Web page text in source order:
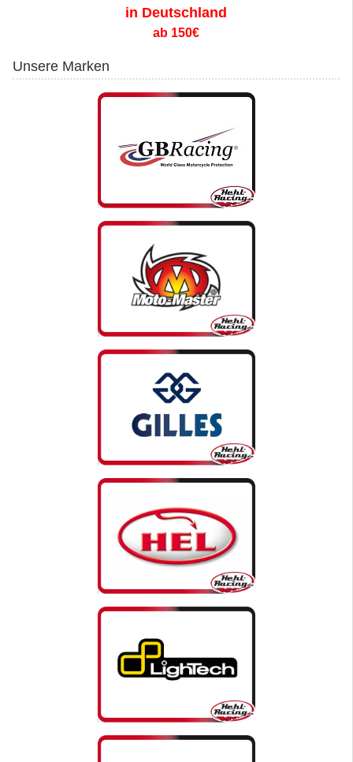
in Deutschland
ab 150€
Unsere Marken